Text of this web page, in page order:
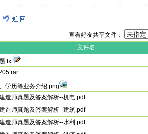
查看好友共享文件：
文件名
.txt
学历等业务介绍.png
造师真题及答案解析--机电.pdf
造师真题及答案解析--建筑.pdf
造师真题及答案解析--水利.pdf